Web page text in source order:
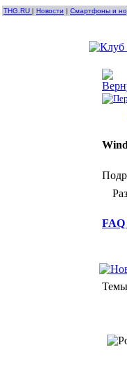
THG.RU | Новости | Смартфоны и
FAQ
Темы